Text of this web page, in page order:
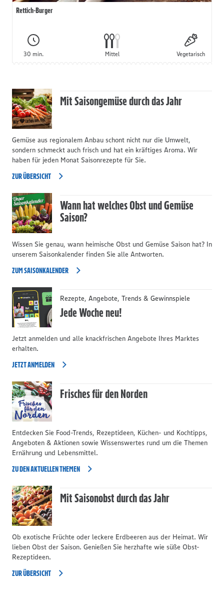
Rettich-Burger
30 min. Mittel Vegetarisch
Mit Saisongemüse durch das Jahr
Gemüse aus regionalem Anbau schont nicht nur die Umwelt,
sondern schmeckt auch frisch und hat ein kräftiges Aroma. Wir
haben für jeden Monat Saisonrezepte für Sie.
ZUR ÜBERSICHT
Wann hat welches Obst und Gemüse
Saison?
Wissen Sie genau, wann heimische Obst und Gemüse Saison hat? In
unserem Saisonkalender finden Sie alle Antworten.
ZUM SAISONKALENDER
Rezepte, Angebote, Trends & Gewinnspiele
Jede Woche neu!
Jetzt anmelden und alle knackfrischen Angebote Ihres Marktes
erhalten.
JETZT ANMELDEN
Frisches für den Norden
Entdecken Sie Food-Trends, Rezeptideen, Küchen- und Kochtipps,
Angeboten & Aktionen sowie Wissenswertes rund um die Themen
Ernährung und Lebensmittel.
ZU DEN AKTUELLEN THEMEN
Mit Saisonobst durch das Jahr
Ob exotische Früchte oder leckere Erdbeeren aus der Heimat. Wir
lieben Obst der Saison. Genießen Sie herzhafte wie süße Obst-
Rezeptideen.
ZUR ÜBERSICHT